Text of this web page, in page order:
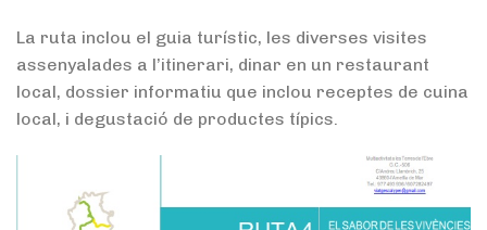
La ruta inclou el guia turístic, les diverses visites
assenyalades a l’itinerari, dinar en un restaurant
local, dossier informatiu que inclou receptes de cuina
local, i degustació de productes típics.